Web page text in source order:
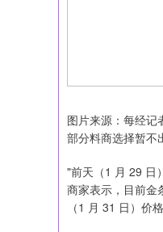
图片来源：每经记
部分料商选择暂不
"前天（1 月 29 日
商家表示，目前金
（1 月 31 日）价